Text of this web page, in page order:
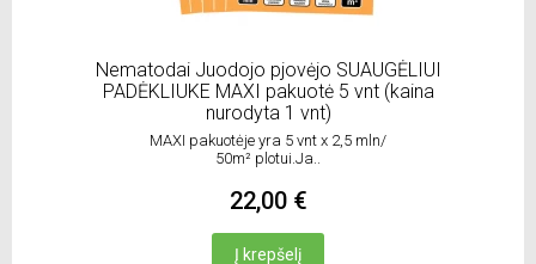
Nematodai Juodojo pjovėjo SUAUGĖLIUI
PADĖKLIUKE MAXI pakuotė 5 vnt (kaina
nurodyta 1 vnt)
MAXI pakuotėje yra 5 vnt x 2,5 mln/
50m² plotui.Ja..
22,00 €
Į krepšelį